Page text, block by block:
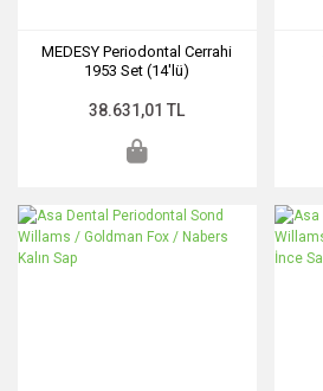
MEDESY Periodontal Cerrahi
1953 Set (14'lü)
38.631,01 TL